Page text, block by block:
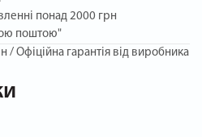
понад 2000 грн
поштою"
/ Офіційна гарантія від виробника